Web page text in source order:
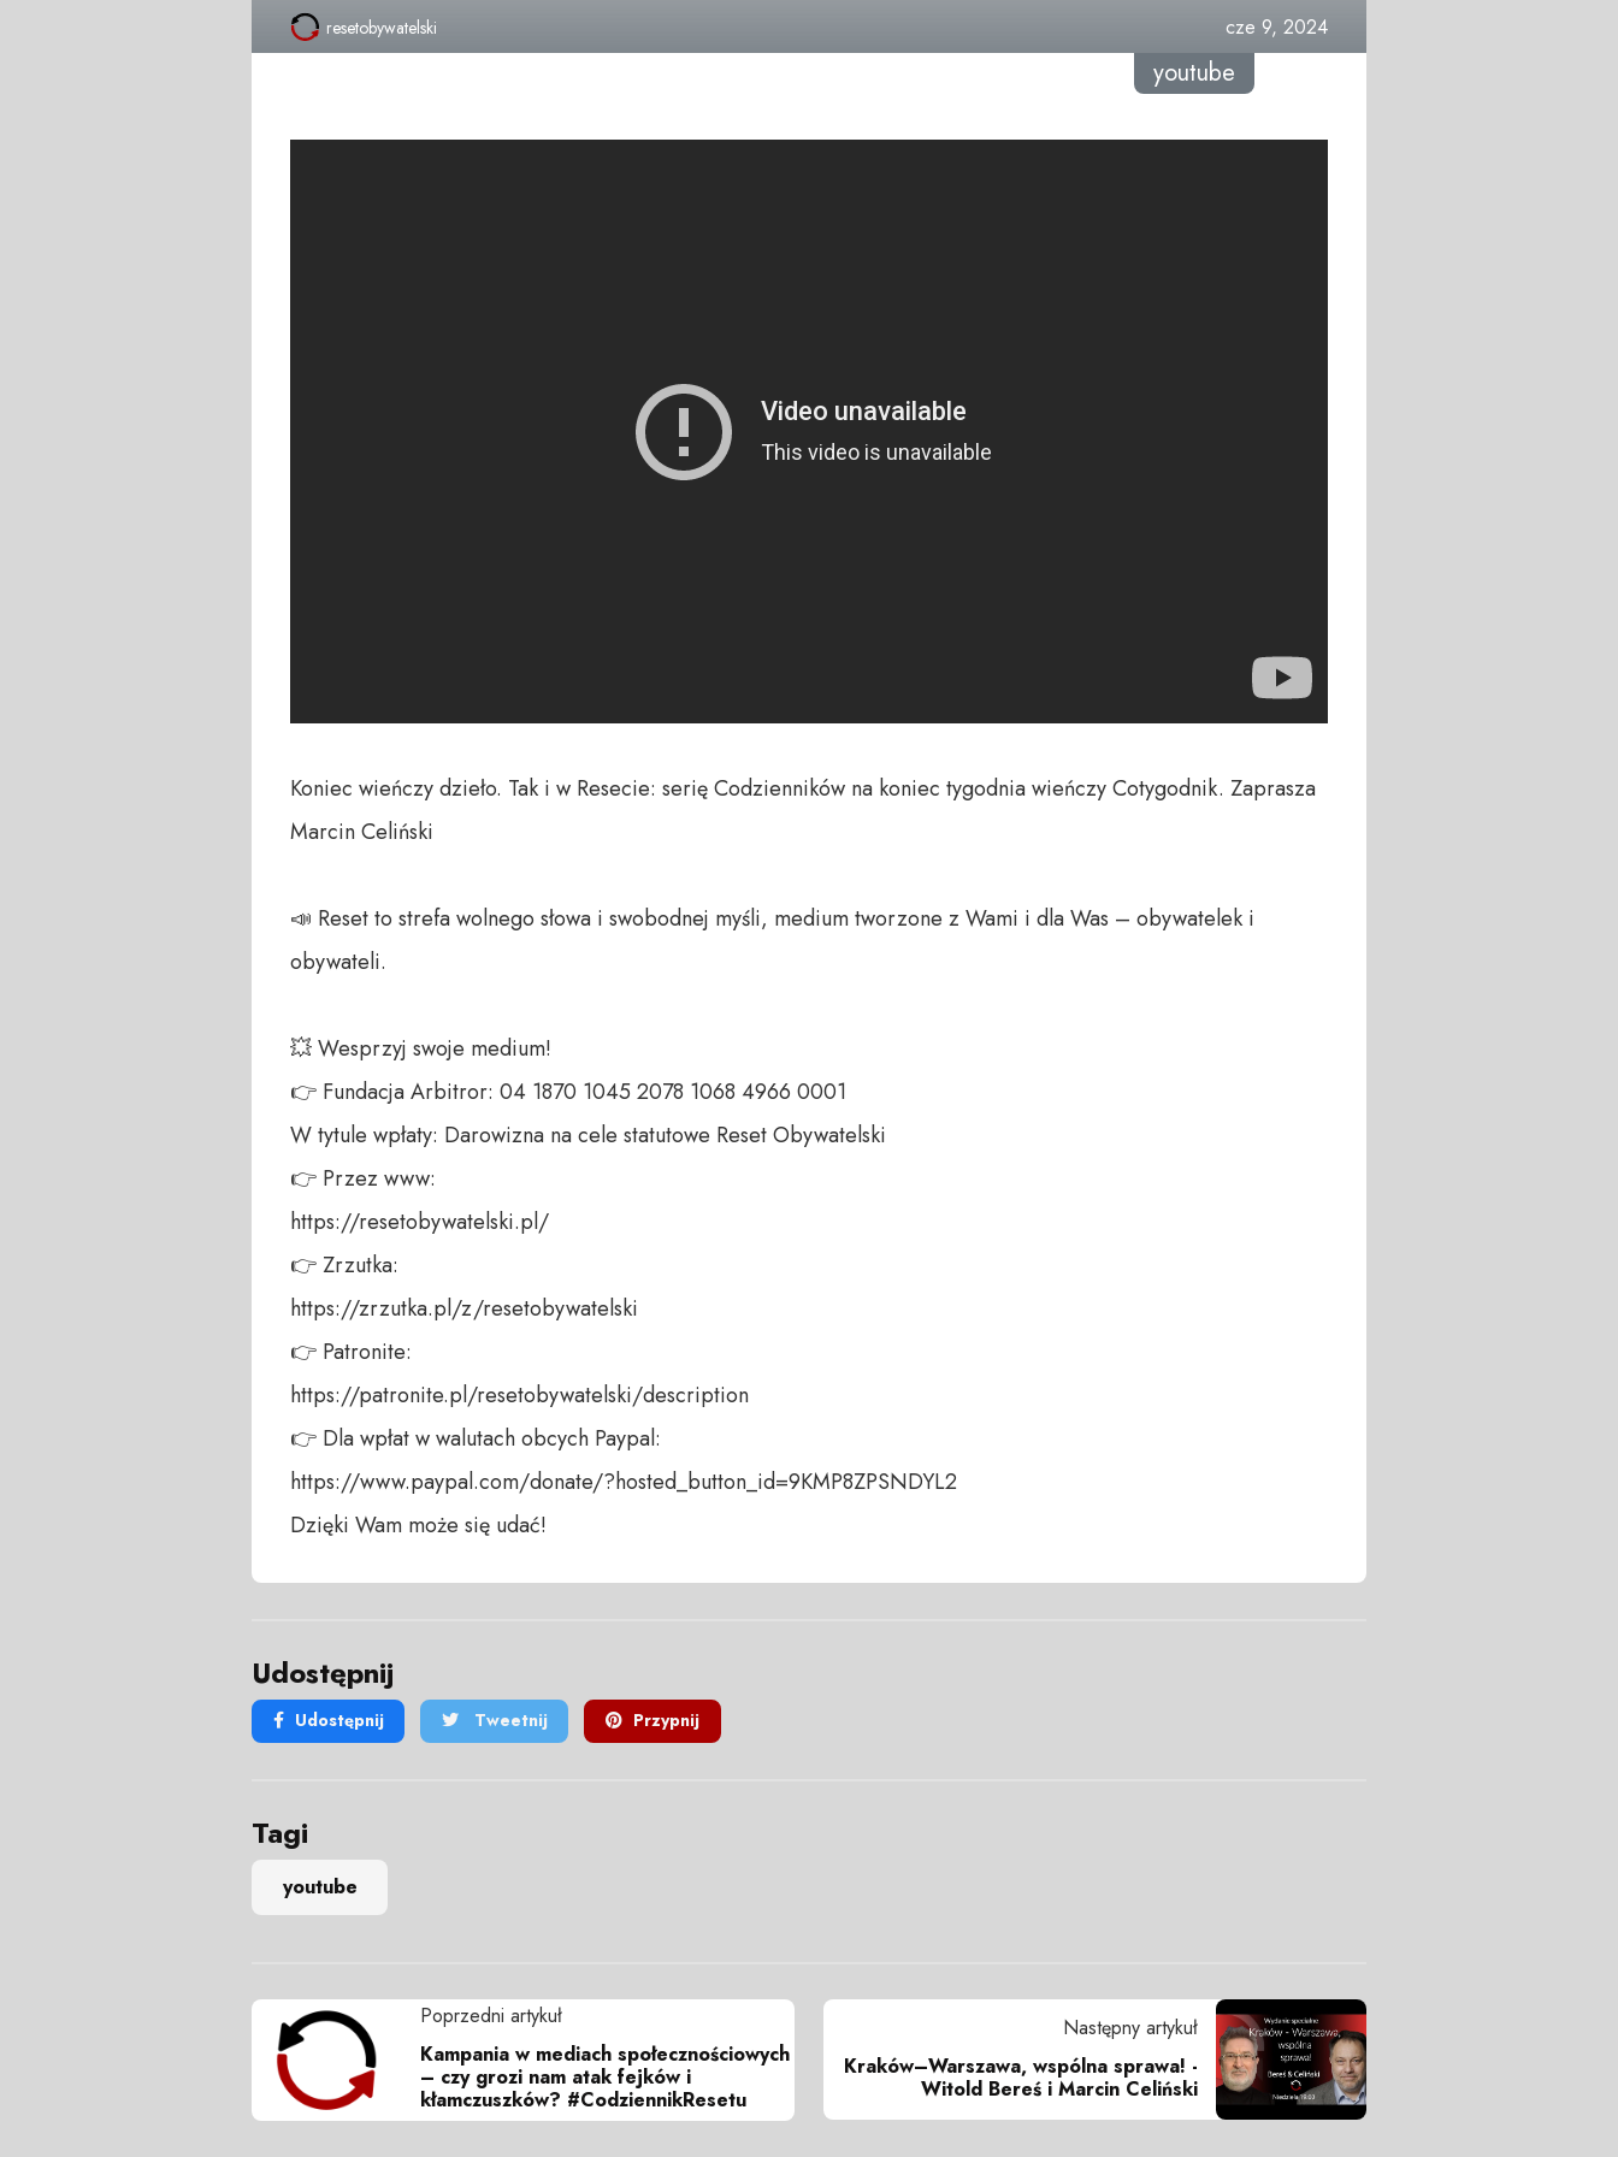
resetobywatelski cze 9, 2024
youtube
Koniec wieńczy dzieło. Tak i w Resecie: serię Codzienników na koniec tygodnia wieńczy Cotygodnik. Zaprasza
Marcin Celiński
📣 Reset to strefa wolnego słowa i swobodnej myśli, medium tworzone z Wami i dla Was – obywatelek i
obywateli.
💥 Wesprzyj swoje medium!
👉 Fundacja Arbitror: 04 1870 1045 2078 1068 4966 0001
W tytule wpłaty: Darowizna na cele statutowe Reset Obywatelski
👉 Przez www:
https://resetobywatelski.pl/
👉 Zrzutka:
https://zrzutka.pl/z/resetobywatelski
👉 Patronite:
https://patronite.pl/resetobywatelski/description
👉 Dla wpłat w walutach obcych Paypal:
https://www.paypal.com/donate/?hosted_button_id=9KMP8ZPSNDYL2
Dzięki Wam może się udać!
Udostępnij
Udostępnij Tweetnij Przypnij
Tagi
youtube
Poprzedni artykuł
Kampania w mediach społecznościowych
– czy grozi nam atak fejków i
kłamczuszków? #CodziennikResetu
Następny artykuł
Kraków–Warszawa, wspólna sprawa! -
Witold Bereś i Marcin Celiński